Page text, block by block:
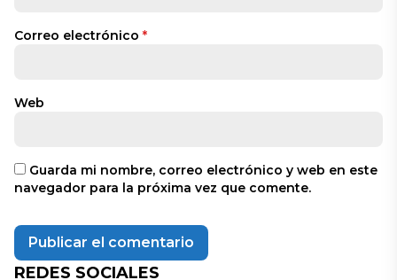
Correo electrónico *
Web
Guarda mi nombre, correo electrónico y web en este
navegador para la próxima vez que comente.
REDES SOCIALES